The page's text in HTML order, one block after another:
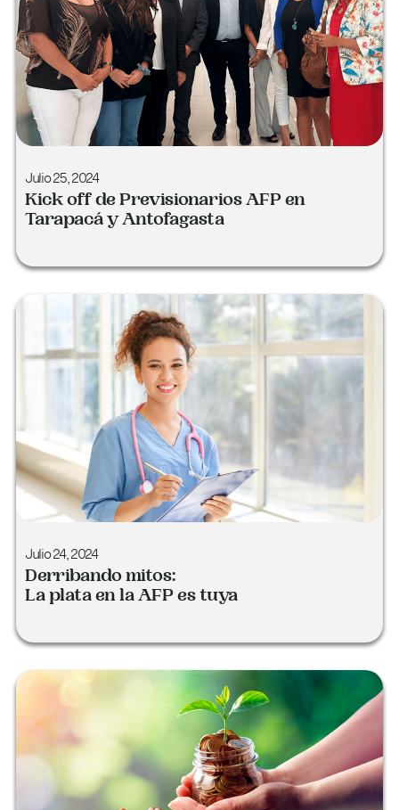
Julio 25, 2024
Kick off de Previsionarios AFP en
Tarapacá y Antofagasta
Julio 24, 2024
Derribando mitos:
La plata en la AFP es tuya